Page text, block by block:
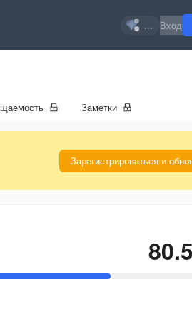
... Вход
Заметки
Зарегистрироваться и